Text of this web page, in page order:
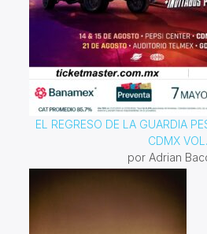
EL REGRESO DE LA GUARDIA
CDMX
por Adrian